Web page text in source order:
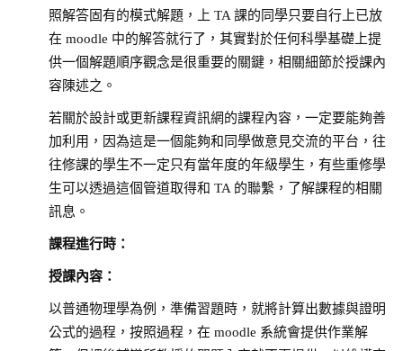
照解答固有的模式解題，上 TA 課的同學只要自行上已放
在 moodle 中的解答就行了，其實對於任何科學基礎上提
供一個解題順序觀念是很重要的關鍵，相關細節於授課內
容陳述之。
若關於設計或更新課程資訊網的課程內容，一定要能夠善
加利用，因為這是一個能夠和同學做意見交流的平台，往
往修課的學生不一定只有當年度的年級學生，有些重修學
生可以透過這個管道取得和 TA 的聯繫，了解課程的相關
訊息。
課程進行時：
授課內容：
以普通物理學為例，準備習題時，就將計算出數據與證明
公式的過程，按照過程，在 moodle 系統會提供作業解